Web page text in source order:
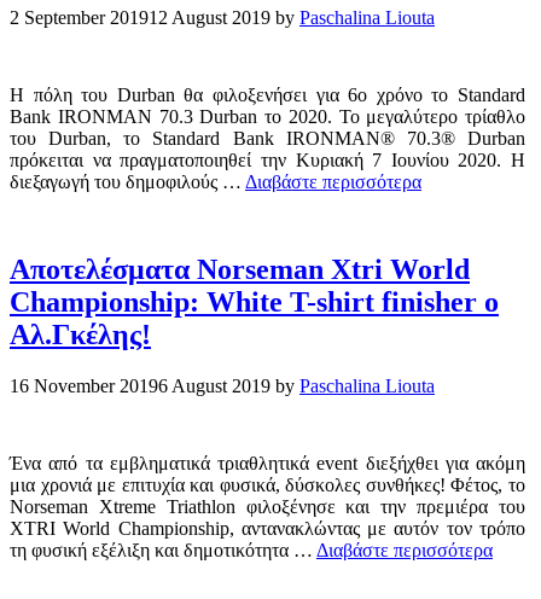
2 September 201912 August 2019 by Paschalina Liouta
Η πόλη του Durban θα φιλοξενήσει για 6ο χρόνο το Standard
Bank IRONMAN 70.3 Durban το 2020. Το μεγαλύτερο τρίαθλο
του Durban, το Standard Bank IRONMAN® 70.3® Durban
πρόκειται να πραγματοποιηθεί την Κυριακή 7 Ιουνίου 2020. H
διεξαγωγή του δημοφιλούς … Διαβάστε περισσότερα
Αποτελέσματα Norseman Xtri World
Championship: White T-shirt finisher o
Αλ.Γκέλης!
16 November 20196 August 2019 by Paschalina Liouta
Ένα από τα εμβληματικά τριαθλητικά event διεξήχθει για ακόμη
μια χρονιά με επιτυχία και φυσικά, δύσκολες συνθήκες! Φέτος, το
Norseman Xtreme Triathlon φιλοξένησε και την πρεμιέρα του
XTRI World Championship, αντανακλώντας με αυτόν τον τρόπο
τη φυσική εξέλιξη και δημοτικότητα … Διαβάστε περισσότερα